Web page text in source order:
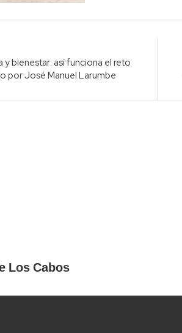
y bienestar: así funciona el reto
por José Manuel Larumbe
Los Cabos